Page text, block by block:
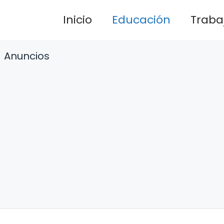
Inicio Educación
Anuncios